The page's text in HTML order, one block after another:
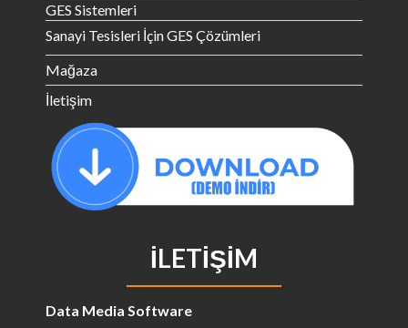
GES Sistemleri
Sanayi Tesisleri İçin GES Çözümleri
Mağaza
İletişim
İLETIŞIM
Data Media Software